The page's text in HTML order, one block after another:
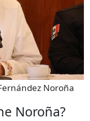
Noroña
Noroña?